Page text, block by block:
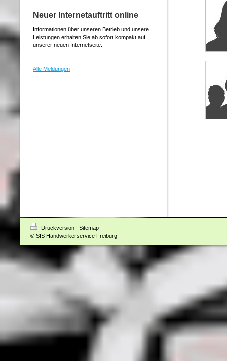
Neuer Internetauftritt online
Informationen über unseren Betrieb und unsere
Leistungen erhalten Sie ab sofort kompakt auf
unserer neuen Internetseite.
Alle Meldungen
Druckversion | Sitemap
© SIS Handwerkerservice Freiburg